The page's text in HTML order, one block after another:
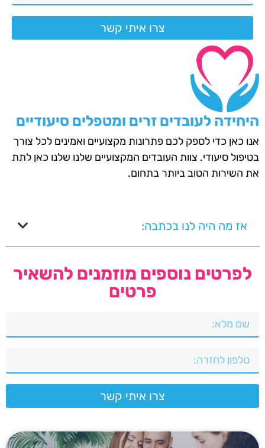
צרו איתי קשר
היחידה לעובדים זרים ומטפלים סיעודיים
אנו כאן כדי לספק לכם פתרונות מקצועיים ואמינים לכל צורך
בטיפול סיעודי. צוות העובדים המקצועיים שלנו שלנו כאן לתת
את השירות הטוב ביותר בתחום.
אז מה היה לנו בכתבה:
לפרטים נוספים מוזמנים להשאיר
פרטים
צרו איתי קשר